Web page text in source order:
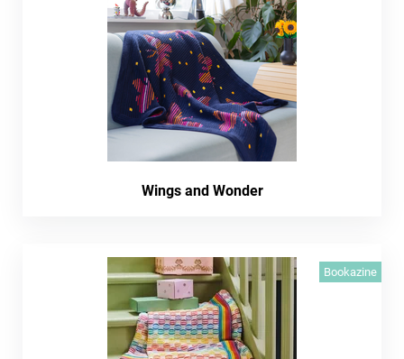
Wings and Wonder
Bookazine